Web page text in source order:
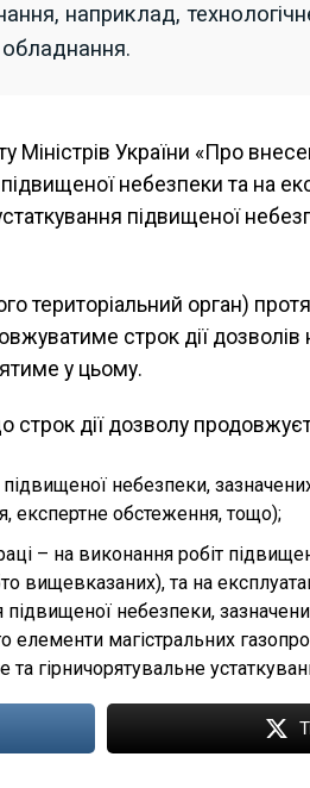
наприклад,
обладнання.
Міністрів України «Про
небезпеки та на
підвищеної
територіальний орган)
строк дії дозволів
у цьому.
дії дозволу
небезпеки,
експертне обстеження, тощо);
– на виконання робіт
вищевказаних), та на
небезпеки,
елементи магістральних
та гірничорятувальне